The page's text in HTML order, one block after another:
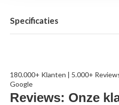
Specificaties
180.000+ Klanten | 5.000+
Google
Reviews: Onze